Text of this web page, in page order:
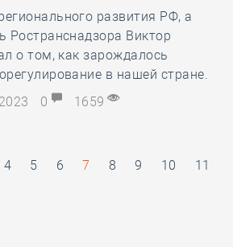
развития РФ, а
Ространснадзора Виктор
о том, как зарождалось
в нашей стране.
0 1659
4 5 6 7 8 9 10 11